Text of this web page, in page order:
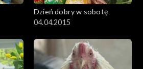
Dzień dobry w sobotę
04.04.2015